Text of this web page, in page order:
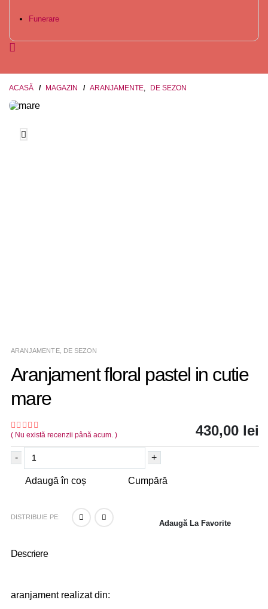
Funerare
ACASĂ MAGAZIN ARANJAMENTE, DE SEZON
ARANJAMENTE, DE SEZON
Aranjament floral pastel in cutie
mare
0out of 5
( Nu există recenzii până acum. ) 430,00 lei
- +
Adaugă în coș Cumpără
DISTRIBUIE PE:
Adaugă La Favorite
Descriere
aranjament realizat din: